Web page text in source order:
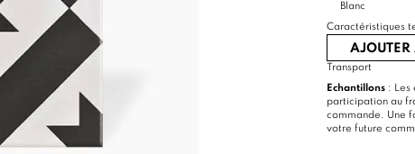
Blanc
Caractéristiques
Transport
Echantillons: Les
participation au
commande. Une
votre future